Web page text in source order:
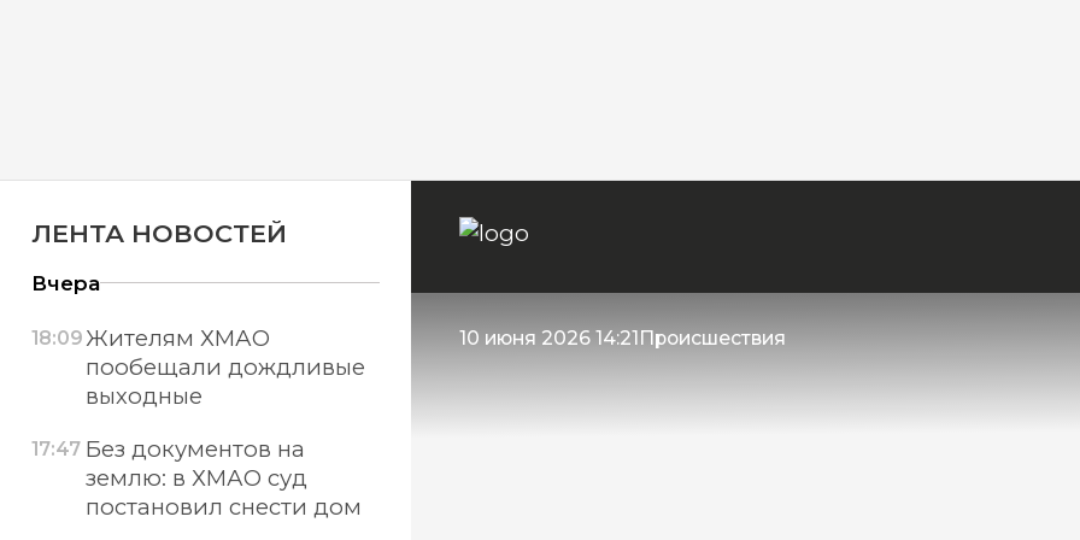
10 июня 2026 14:21 Происшествия
ЛЕНТА НОВОСТЕЙ
Вчера
18:09Жителям ХМАО
пообещали дождливые
выходные
17:47 Без документов на
землю: в ХМАО суд
постановил снести дом